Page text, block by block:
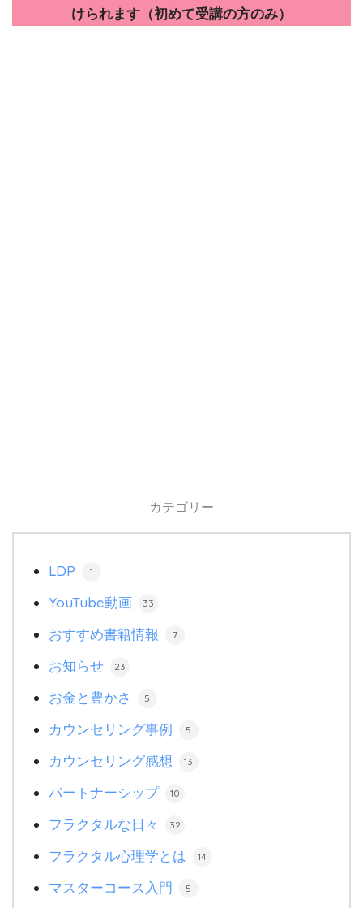
けられます（初めて受講の方のみ）
カテゴリー
LDP 1
YouTube動画 33
おすすめ書籍情報 7
お知らせ 23
お金と豊かさ 5
カウンセリング事例 5
カウンセリング感想 13
パートナーシップ 10
フラクタルな日々 32
フラクタル心理学とは 14
マスターコース入門 5